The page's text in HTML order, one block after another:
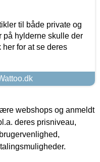
til både private og
på hylderne skulle der
for at se deres
webshops og anmeldt
deres prisniveau,